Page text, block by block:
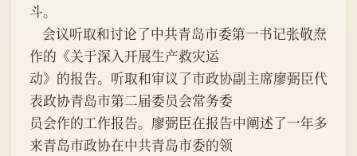
斗。
作的《关于深入开展生产救灾运
动》的报告。听取和审议了市政协副主席廖弼臣代
表政协青岛市第二届委员会常务委
员会作的工作报告。廖弼臣在报告中阐述了一年多
来青岛市政协在中共青岛市委的领